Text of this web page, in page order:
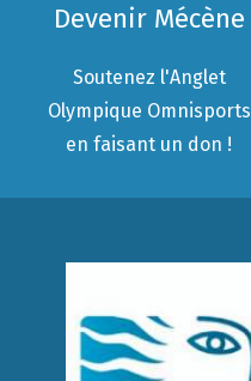
Devenir Mécène
Soutenez l'Anglet
Olympique Omnisports
en faisant un don !